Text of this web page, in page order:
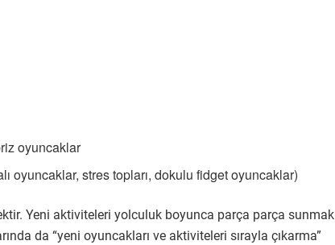
oyuncaklar
oyuncaklar, stres topları, dokulu fidget oyuncaklar)
Yeni aktiviteleri yolculuk boyunca parça parça sunmak
da “yeni oyuncakları ve aktiviteleri sırayla çıkarma”